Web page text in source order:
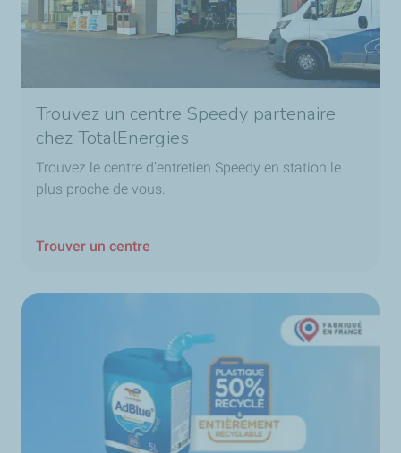
Trouvez un centre Speedy partenaire
chez TotalEnergies
Trouvez le centre d’entretien Speedy en station le
plus proche de vous.
Trouver un centre